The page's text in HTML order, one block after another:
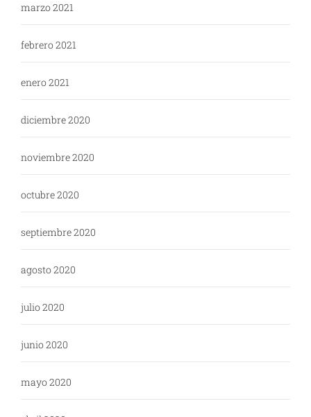
marzo 2021
febrero 2021
enero 2021
diciembre 2020
noviembre 2020
octubre 2020
septiembre 2020
agosto 2020
julio 2020
junio 2020
mayo 2020